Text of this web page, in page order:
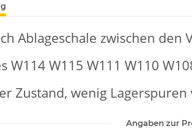
Ablageschale zwischen den
W114 W115 W111 W110
Zustand, wenig
Angaben zur